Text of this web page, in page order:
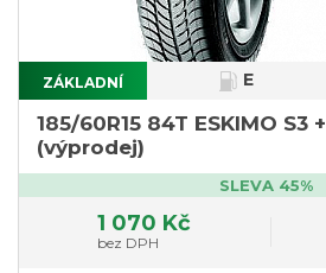
ZÁKLADNÍ E
185/60R15 84T ESKIMO S3 + Sava M+S
(výprodej)
SLEVA 45%
1 070 Kč
bez DPH